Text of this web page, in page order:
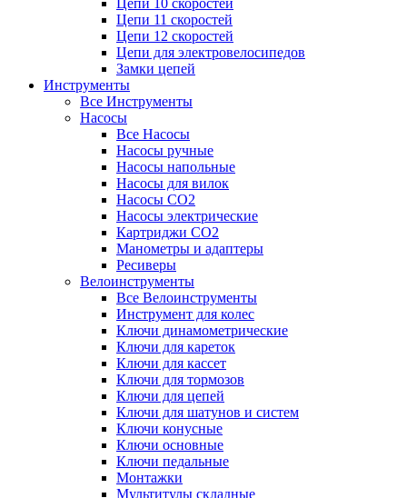
Цепи 10 скоростей
Цепи 11 скоростей
Цепи 12 скоростей
Цепи для электровелосипедов
Замки цепей
Инструменты
Все Инструменты
Насосы
Все Насосы
Насосы ручные
Насосы напольные
Насосы для вилок
Насосы CO2
Насосы электрические
Картриджи CO2
Манометры и адаптеры
Ресиверы
Велоинструменты
Все Велоинструменты
Инструмент для колес
Ключи динамометрические
Ключи для кареток
Ключи для кассет
Ключи для тормозов
Ключи для цепей
Ключи для шатунов и систем
Ключи конусные
Ключи основные
Ключи педальные
Монтажки
Мультитулы складные